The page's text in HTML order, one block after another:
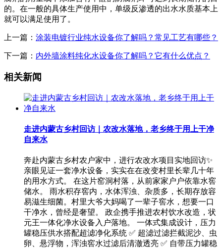
的。在一般的具体生产使用中，单级反渗透的出水水质基本上
就可以满足使用了。
上一篇： 涂装电镀行业纯水设备你了解吗？常见工艺有哪些？
下一篇： 内外墙涂料纯化水设备你了解吗？它有什么优点？
相关新闻
走进内蒙古乡村回访｜农改水落地，老乡终于用上干净
自来水
奔赴内蒙古乡村农户家中，进行农改水项目实地回访✨
亲眼见证一套净水设备，实实在在改变村里长辈几十年
的用水方式。 在这片窑洞村落，从前家家户户依靠水窖
储水。 雨水积存窖内，水体浑浊、杂质多，长期存放容
易滋生细菌。村里大爷大妈喝了一辈子窖水，想要一口
干净水，曾经是奢望。 政企携手推进农村饮水改造，状
元王一体化净水设备入户落地。 一体式集成设计，压力
罐稳压供水搭配超滤净化系统 ✅ 超滤过滤拦截泥沙、虫
卵、悬浮物，浑浊窖水过滤后清澈透亮 ✅ 自带压力罐稳